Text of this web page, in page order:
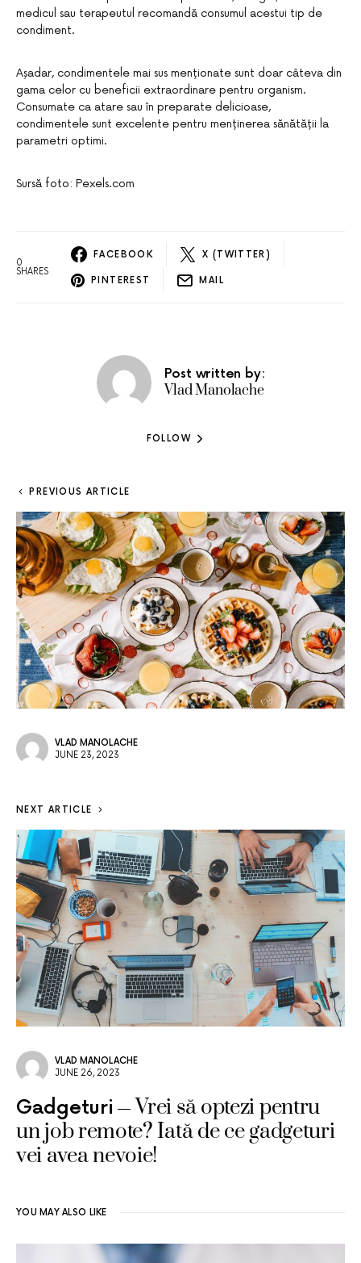
medicul sau terapeutul recomandă consumul acestui tip de
condiment.
Așadar, condimentele mai sus menționate sunt doar câteva din
gama celor cu beneficii extraordinare pentru organism.
Consumate ca atare sau în preparate delicioase,
condimentele sunt excelente pentru menținerea sănătății la
parametri optimi.
Sursă foto: Pexels.com
0
SHARES
FACEBOOK X (TWITTER)
PINTEREST MAIL
Post written by:
Vlad Manolache
FOLLOW
PREVIOUS ARTICLE
VLAD MANOLACHE
JUNE 23, 2023
NEXT ARTICLE
VLAD MANOLACHE
JUNE 26, 2023
Gadgeturi
Vrei să optezi pentru
un job remote? Iată de ce gadgeturi
vei avea nevoie!
YOU MAY ALSO LIKE